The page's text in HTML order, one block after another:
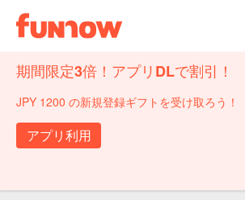
期間限定3倍！アプリDLで割引！
JPY 1200 の新規登録ギフトを受け取ろう！
アプリ利用